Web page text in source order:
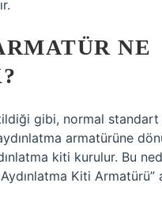
NE
gibi, normal
armatürüne
kiti kurulur. Bu
Kiti Armatürü”